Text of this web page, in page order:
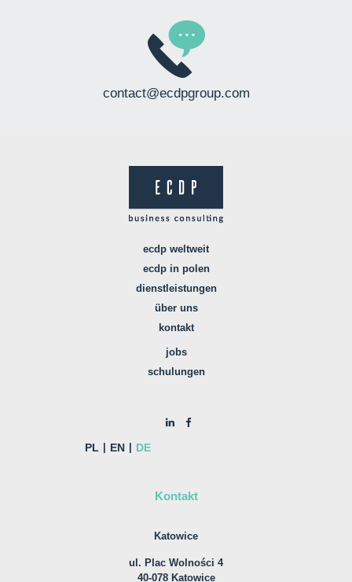
contact@ecdpgroup.com
ecdp weltweit
ecdp in polen
dienstleistungen
über uns
kontakt
jobs
schulungen
PL EN DE
Kontakt
Katowice
ul. Plac Wolności 4
40-078 Katowice